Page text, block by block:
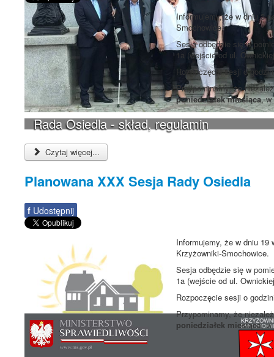
Rada Osiedla - skład, regulamin
Informujemy, że w dniu 3
Smochowice.
Sesja odbędzie się w
1a (wejście od ul. Ownickiej).
Rozpoczęcie sesji o
Przypominamy, że
poniedziałek miesiąca, w
Czytaj więcej...
Planowana XXX Sesja Rady Osiedla
f Udostępnij
Informujemy, że w dniu 19
Krzyżowniki-Smochowice.
Sesja odbędzie się w
1a (wejście od ul.
Rozpoczęcie sesji o
Przypominamy, że
poniedziałek miesiąca, w